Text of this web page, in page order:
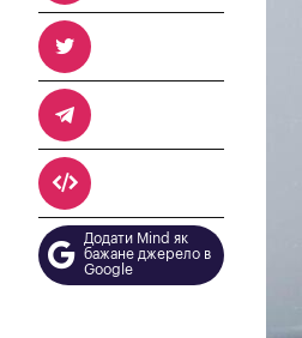
Додати Mind як
бажане джерело в
Google